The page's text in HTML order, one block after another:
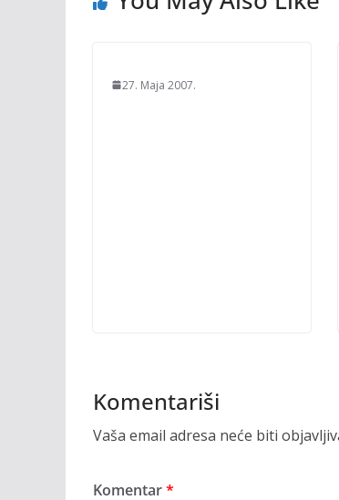
27. Maja 2007.
Komentariši
Vaša email adresa neće biti
Komentar*